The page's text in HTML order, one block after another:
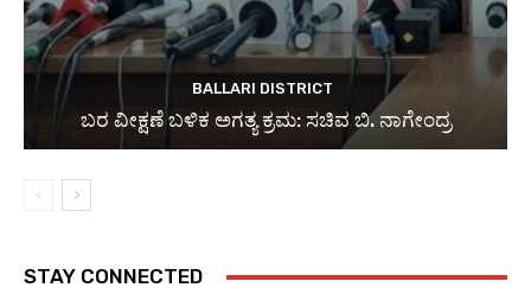
BALLARI DISTRICT
ಬರ ವೀಕ್ಷಣೆ ಬಳಿಕ ಅಗತ್ಯ ಕ್ರಮ: ಸಚಿವ ಬಿ. ನಾಗೇಂದ್ರ
STAY CONNECTED